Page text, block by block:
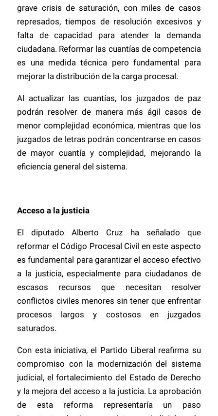
grave crisis de saturación, con miles de casos
represados, tiempos de resolución excesivos y
falta de capacidad para atender la demanda
ciudadana. Reformar las cuantías de competencia
es una medida técnica pero fundamental para
mejorar la distribución de la carga procesal.
Al actualizar las cuantías, los juzgados de paz
podrán resolver de manera más ágil casos de
menor complejidad económica, mientras que los
juzgados de letras podrán concentrarse en casos
de mayor cuantía y complejidad, mejorando la
eficiencia general del sistema.
Acceso a la justicia
El diputado Alberto Cruz ha señalado que
reformar el Código Procesal Civil en este aspecto
es fundamental para garantizar el acceso efectivo
a la justicia, especialmente para ciudadanos de
escasos recursos que necesitan resolver
conflictos civiles menores sin tener que enfrentar
procesos largos y costosos en juzgados
saturados.
Con esta iniciativa, el Partido Liberal reafirma su
compromiso con la modernización del sistema
judicial, el fortalecimiento del Estado de Derecho
y la mejora del acceso a la justicia. La aprobación
de esta reforma representaría un paso